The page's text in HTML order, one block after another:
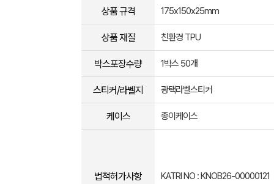
상품 규격 175x150x25mm
상품 재질 친환경 TPU
박스포장수량 1박스 50개
스티커/라벨지 광택라벨스티커
케이스 종이케이스
법적허가사항 KATRI NO : KNOB26-00000121